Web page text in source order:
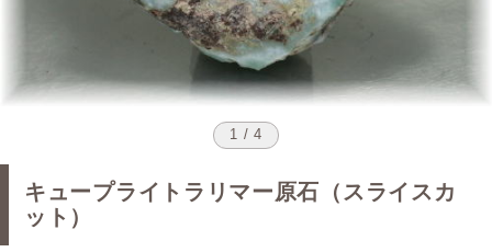
1 / 4
キュープライトラリマー原石（スライスカ
ット）